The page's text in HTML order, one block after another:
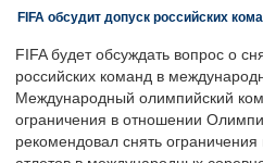
FIFA обсудит допуск российских
FIFA будет обсуждать вопрос о
российских команд в
Международный олимпийский
ограничения в отношении
рекомендовал снять ограничения